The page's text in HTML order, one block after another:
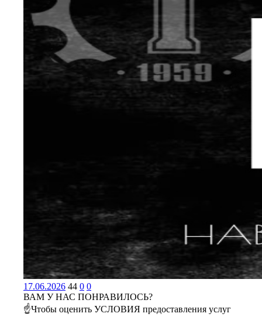
17.06.2026 44 0 0
ВАМ У НАС ПОНРАВИЛОСЬ?
☝Чтобы оценить УСЛОВИЯ предоставления услуг